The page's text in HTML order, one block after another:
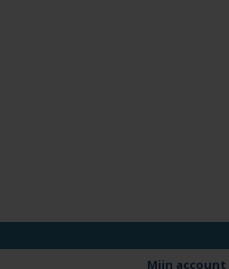
Mijn account